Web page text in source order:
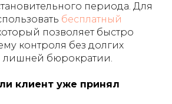
периода. Для
бесплатный
позволяет быстро
контроля без долгих
лишней бюрократии.
клиент уже принял